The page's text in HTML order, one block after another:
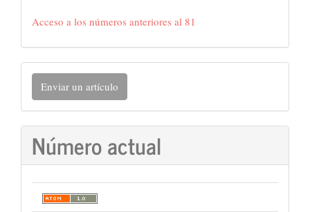
Acceso a los números anteriores al 81
Enviar
un
artículo
Enviar un artículo
Número actual